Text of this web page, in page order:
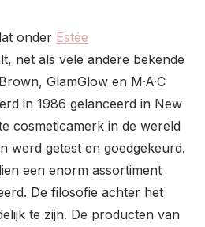
onder Estée
net als vele andere bekende
GlamGlow en M·A·C
in 1986 gelanceerd in New
cosmeticamerk in de wereld
werd getest en goedgekeurd.
een enorm assortiment
De filosofie achter het
te zijn. De producten van